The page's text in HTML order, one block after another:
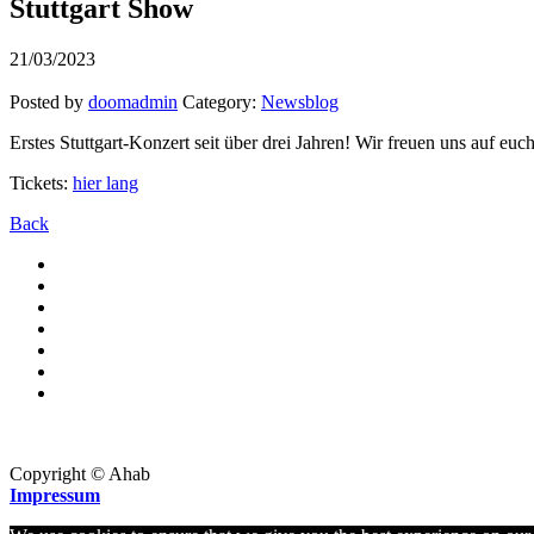
Stuttgart Show
21/03/2023
Posted by doomadmin Category: Newsblog
Erstes Stuttgart-Konzert seit über drei Jahren! Wir freuen uns auf
Tickets: hier lang
Back
Copyright © Ahab
Impressum